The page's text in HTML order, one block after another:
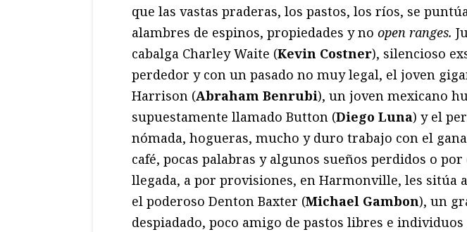
que las vastas praderas, los pastos, los ríos, se
alambres de espinos, propiedades y no open ranges.
cabalga Charley Waite (Kevin Costner), silencioso
perdedor y con un pasado no muy legal, el joven
Harrison (Abraham Benrubi), un joven mexicano
supuestamente llamado Button (Diego Luna) y el
nómada, hogueras, mucho y duro trabajo con el
café, pocas palabras y algunos sueños perdidos o por
llegada, a por provisiones, en Harmonville, les sitúa
el poderoso Denton Baxter (Michael Gambon), un
despiadado, poco amigo de pastos libres e individuos